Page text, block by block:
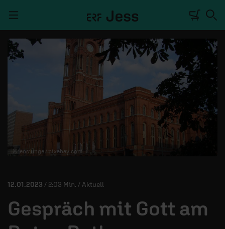
MITMACHEN
ÜBER UNS
© jensjunge / pixabay.com
12.01.2023 / 2:03 Min. / Aktuell
Gespräch mit Gott am